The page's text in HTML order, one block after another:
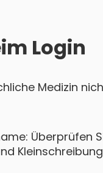
Login
Medizin
Überprüfen